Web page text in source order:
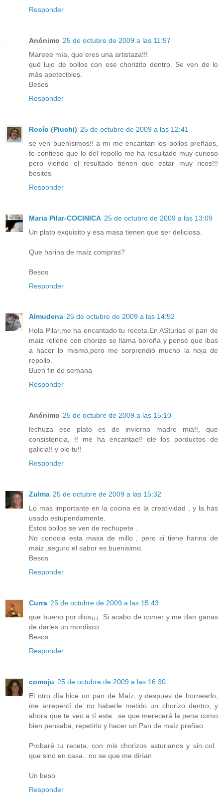
Responder
Anónimo 25 de octubre de 2009 a las 11:57
Mareee mía, que eres una artistaza!!!
qué lujo de bollos con ese chorizito dentro. Se ven de lo
más apetecibles.
Besos
Responder
Rocío (Piuchi) 25 de octubre de 2009 a las 12:41
se ven buenísimos!! a mi me encantan los bollos preñaos,
te confieso que lo del repollo me ha resultado muy curioso
pero viendo el resultado tienen que estar muy ricos!!!
besitos
Responder
Maria Pilar-COCINICA 25 de octubre de 2009 a las 13:09
Un plato exquisito y esa masa tienen que ser deliciosa.
Que harina de maíz compras?
Besos
Responder
Almudena 25 de octubre de 2009 a las 14:52
Hola Pilar,me ha encantado tu receta.En ASturias el pan de
maiz relleno con chorizo se llama boroña y pensé que ibas
a hacer lo mismo,pero me sorprendió mucho la hoja de
repollo.
Buen fin de semana
Responder
Anónimo 25 de octubre de 2009 a las 15:10
lechuza ese plato es de invierno madre mia!!, que
consistencia, !! me ha encantao!! ole los porductos de
galicia!! y ole tu!!
Responder
Zulma 25 de octubre de 2009 a las 15:32
Lo mas importante en la cocina es la creatividad , y la has
usado estupendamente.
Estos bollos se ven de rechupete .
No conocia esta masa de millo , pero si tiene harina de
maiz ,seguro el sabor es buenisimo.
Besos
Responder
Curra 25 de octubre de 2009 a las 15:43
que bueno por dios¡¡¡. Si acabo de comer y me dan ganas
de darles un mordisco.
Besos
Responder
comoju 25 de octubre de 2009 a las 16:30
El otro día hice un pan de Maíz, y despues de hornearlo,
me arrepentí de no haberle metido un chorizo dentro, y
ahora que te veo a tí este.. se que merecerá la pena como
bien pensaba, repetirlo y hacer un Pan de maíz preñao.
Probaré tu receta, con mis chorizos asturianos y sin col..
que sino en casa.. no se que me dirían
Un beso
Responder